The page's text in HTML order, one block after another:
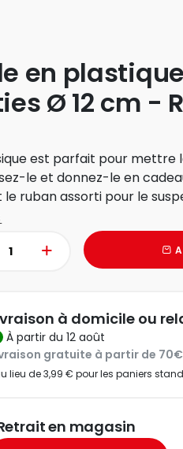
en
Ø 12 cm -
est parfait pour mettre
le et donnez-le en
ruban assorti pour le
à domicile ou
à partir du 12 août
gratuite à partir de
lieu de 3,99 € pour les paniers
en magasin